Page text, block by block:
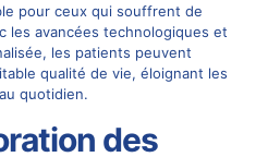
pour ceux qui souffrent de
les avancées technologiques et
les patients peuvent
qualité de vie, éloignant les
quotidien.
des